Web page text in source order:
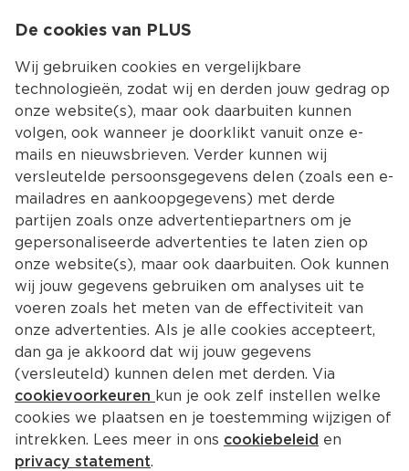
Kies jouw
De cookies van PLUS
Wij gebruiken cookies en vergelijkbare
technologieën, zodat wij en derden jouw gedrag op
onze website(s), maar ook daarbuiten kunnen
volgen, ook wanneer je doorklikt vanuit onze e-
mails en nieuwsbrieven. Verder kunnen wij
versleutelde persoonsgegevens delen (zoals een e-
mailadres en aankoopgegevens) met derde
partijen zoals onze advertentiepartners om je
gepersonaliseerde advertenties te laten zien op
onze website(s), maar ook daarbuiten. Ook kunnen
wij jouw gegevens gebruiken om analyses uit te
voeren zoals het meten van de effectiviteit van
onze advertenties. Als je alle cookies accepteert,
dan ga je akkoord dat wij jouw gegevens
(versleuteld) kunnen delen met derden. Via
cookievoorkeuren kun je ook zelf instellen welke
cookies we plaatsen en je toestemming wijzigen of
intrekken. Lees meer in ons cookiebeleid en
privacy statement.